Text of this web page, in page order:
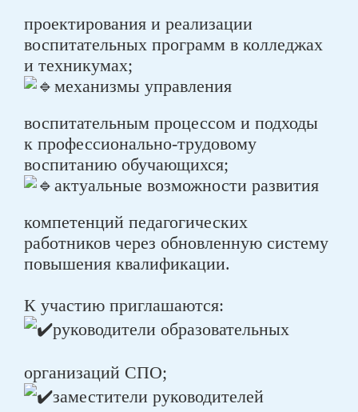
проектирования и реализации
воспитательных программ в колледжах
и техникумах;
механизмы управления
воспитательным процессом и подходы
к профессионально-трудовому
воспитанию обучающихся;
актуальные возможности развития
компетенций педагогических
работников через обновленную систему
повышения квалификации.
К участию приглашаются:
руководители образовательных
организаций СПО;
заместители руководителей